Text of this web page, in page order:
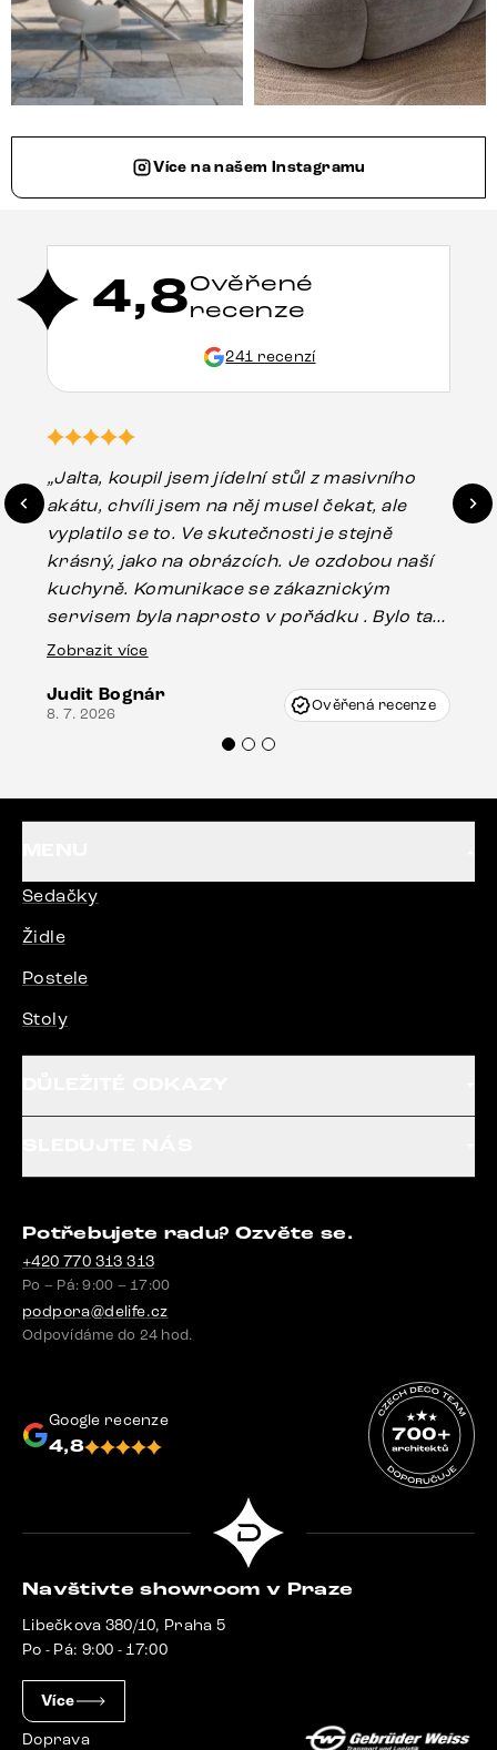
Více na našem Instagramu
4,8Ověřené
recenze
241 recenzí
„Jalta, koupil jsem jídelní stůl z masivního
akátu, chvíli jsem na něj musel čekat, ale
vyplatilo se to. Ve skutečnosti je stejně
krásný, jako na obrázcích. Je ozdobou naší
kuchyně. Komunikace se zákaznickým
servisem byla naprosto v pořádku . Bylo tam
drobné poškození u nohy stolu, které mohlo
Vincze mi velmi korektně vyšli vstříc.
Doporučuji produkty Delife všem.“
Zobrazit více
Judit Bognár
8. 7. 2026 Ověřená recenze
Sedačky
Židle
Postele
Stoly
Potřebujete radu? Ozvěte se.
+420 770 313 313
Po – Pá: 9:00 – 17:00
podpora@delife.cz
Odpovídáme do 24 hod.
Google recenze
4,8
Navštivte showroom v Praze
Libečkova 380/10, Praha 5
Po - Pá: 9:00 - 17:00
Více
Doprava